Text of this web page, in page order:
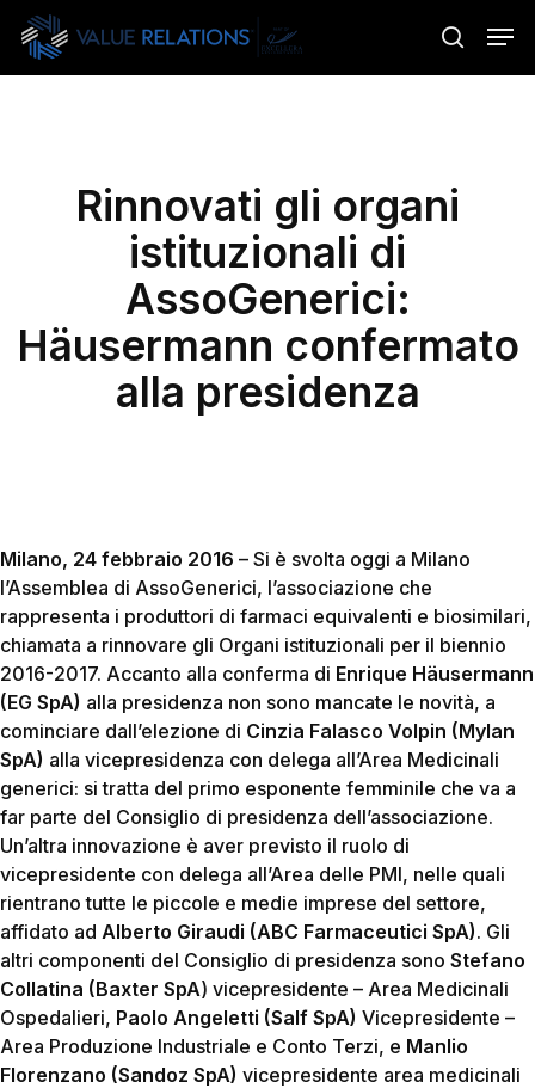
Skip
main
search
Rinnovati gli organi
istituzionali di
AssoGenerici:
Häusermann confermato
alla presidenza
Milano, 24 febbraio 2016 – Si è svolta oggi a Milano
l’Assemblea di AssoGenerici, l’associazione che
rappresenta i produttori di farmaci equivalenti e biosimilari,
chiamata a rinnovare gli Organi istituzionali per il biennio
2016-2017. Accanto alla conferma di Enrique Häusermann
(EG SpA) alla presidenza non sono mancate le novità, a
cominciare dall’elezione di Cinzia Falasco Volpin (Mylan
SpA) alla vicepresidenza con delega all’Area Medicinali
generici: si tratta del primo esponente femminile che va a
far parte del Consiglio di presidenza dell’associazione.
Un’altra innovazione è aver previsto il ruolo di
vicepresidente con delega all’Area delle PMI, nelle quali
rientrano tutte le piccole e medie imprese del settore,
affidato ad Alberto Giraudi (ABC Farmaceutici SpA). Gli
altri componenti del Consiglio di presidenza sono Stefano
Collatina (Baxter SpA) vicepresidente – Area Medicinali
Ospedalieri, Paolo Angeletti (Salf SpA) Vicepresidente –
Area Produzione Industriale e Conto Terzi, e Manlio
Florenzano (Sandoz SpA) vicepresidente area medicinali